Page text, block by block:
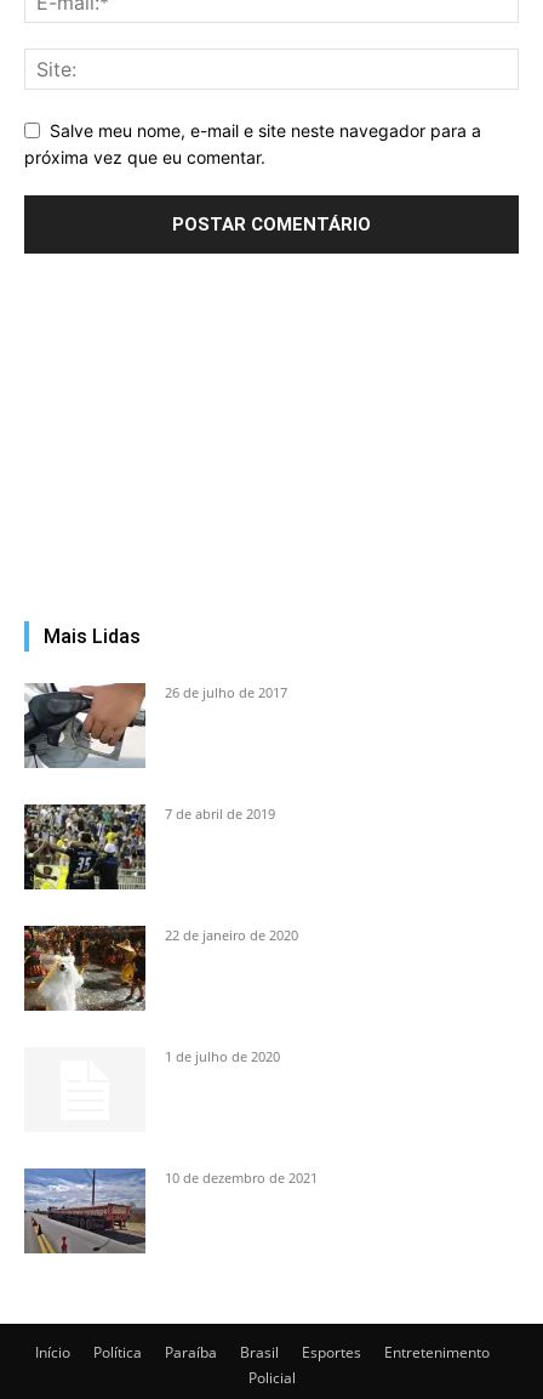
Salve meu nome, e-mail e site neste navegador para a
próxima vez que eu comentar.
Mais Lidas
26 de julho de 2017
7 de abril de 2019
22 de janeiro de 2020
1 de julho de 2020
10 de dezembro de 2021
Início Política Paraíba Brasil Esportes
Entretenimento
Policial